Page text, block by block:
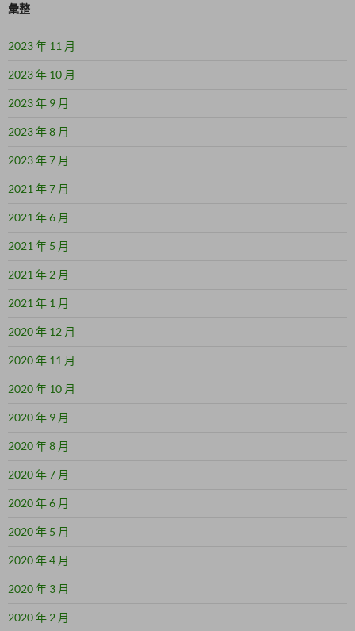
彙整
2023 年 11 月
2023 年 10 月
2023 年 9 月
2023 年 8 月
2023 年 7 月
2021 年 7 月
2021 年 6 月
2021 年 5 月
2021 年 2 月
2021 年 1 月
2020 年 12 月
2020 年 11 月
2020 年 10 月
2020 年 9 月
2020 年 8 月
2020 年 7 月
2020 年 6 月
2020 年 5 月
2020 年 4 月
2020 年 3 月
2020 年 2 月